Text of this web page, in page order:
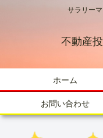
サラリー
不動産
ホーム
お問い合わせ